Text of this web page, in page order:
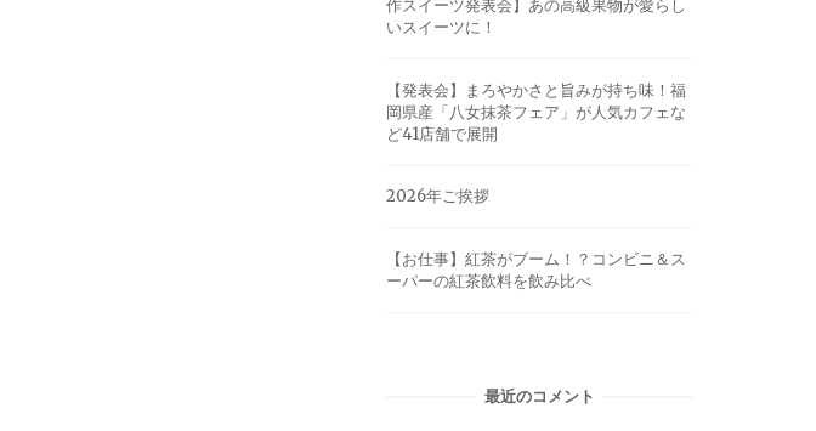
作スイーツ発表会】あの高級果物が愛らし
いスイーツに！
【発表会】まろやかさと旨みが持ち味！福
岡県産「八女抹茶フェア」が人気カフェな
ど41店舗で展開
2026年ご挨拶
【お仕事】紅茶がブーム！？コンビニ＆ス
ーパーの紅茶飲料を飲み比べ
最近のコメント